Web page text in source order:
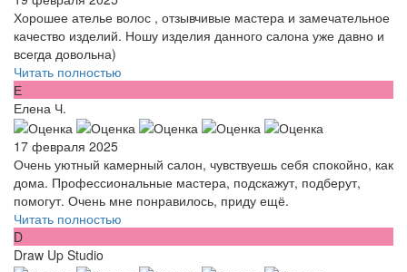
Хорошее ателье волос , отзывчивые мастера и замечательное
качество изделий. Ношу изделия данного салона уже давно и
всегда довольна)
Читать полностью
Е
Елена Ч.
17 февраля 2025
Очень уютный камерный салон, чувствуешь себя спокойно, как
дома. Профессиональные мастера, подскажут, подберут,
помогут. Очень мне понравилось, приду ещё.
Читать полностью
D
Draw Up Studio